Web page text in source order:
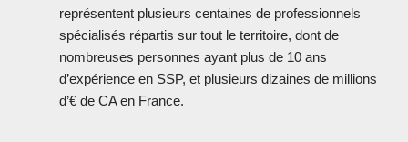
représentent plusieurs centaines de professionnels
spécialisés répartis sur tout le territoire, dont de
nombreuses personnes ayant plus de 10 ans
d’expérience en SSP, et plusieurs dizaines de millions
d’€ de CA en France.